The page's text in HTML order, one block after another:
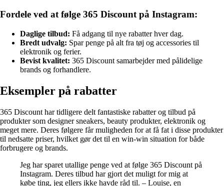
Fordele ved at følge 365 Discount på Instagram:
Daglige tilbud: Få adgang til nye rabatter hver dag.
Bredt udvalg: Spar penge på alt fra tøj og accessories til
elektronik og ferier.
Bevist kvalitet: 365 Discount samarbejder med pålidelige
brands og forhandlere.
Eksempler på rabatter
365 Discount har tidligere delt fantastiske rabatter og tilbud på
produkter som designer sneakers, beauty produkter, elektronik og
meget mere. Deres følgere får muligheden for at få fat i disse produkter
til nedsatte priser, hvilket gør det til en win-win situation for både
forbrugere og brands.
Jeg har sparet utallige penge ved at følge 365 Discount på
Instagram. Deres tilbud har gjort det muligt for mig at
købe ting, jeg ellers ikke havde råd til. – Louise, en